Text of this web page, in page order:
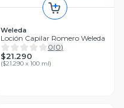
Weleda
Loción Capilar Romero Weleda
0(0)
$21.290
($21.290 x 100 ml)